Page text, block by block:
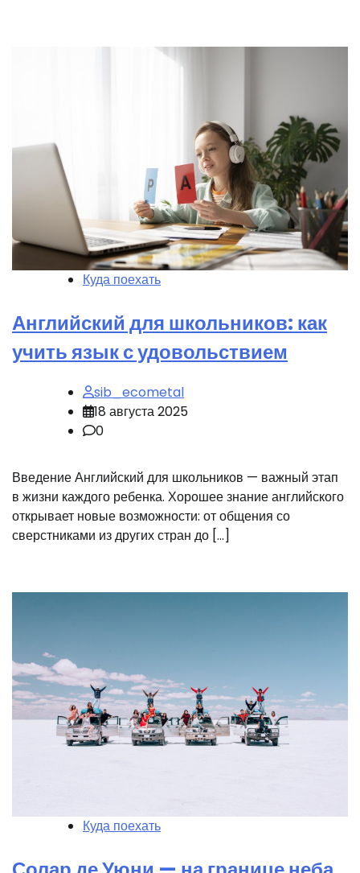
Куда поехать
Английский для школьников: как
учить язык с удовольствием
sib_ecometal
18 августа 2025
0
Введение Английский для школьников — важный этап
в жизни каждого ребенка. Хорошее знание английского
открывает новые возможности: от общения со
сверстниками из других стран до […]
Куда поехать